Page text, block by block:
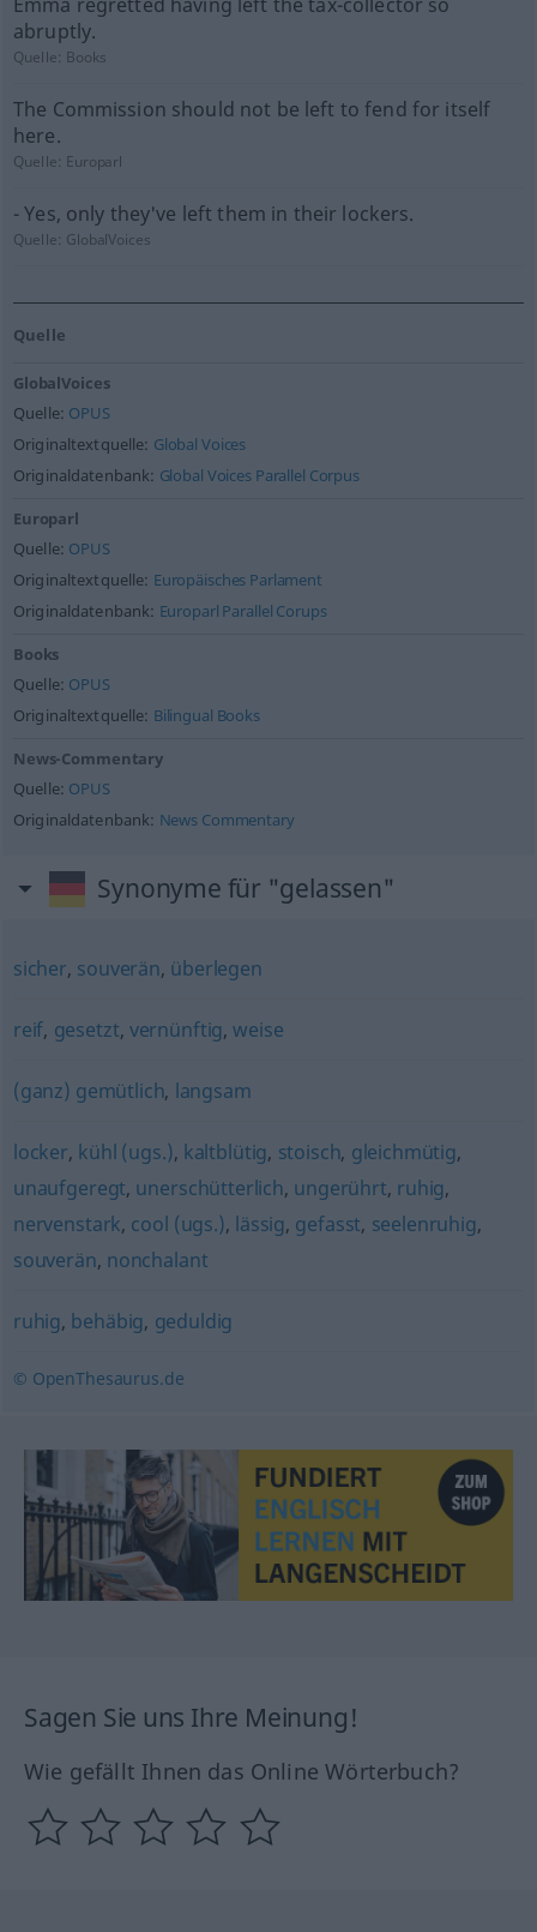
abruptly.
Quelle: Books
The Commission should not be left to fend for itself
here.
Quelle: Europarl
- Yes, only they've left them in their lockers.
Quelle: GlobalVoices
Quelle
GlobalVoices
Quelle: OPUS
Originaltextquelle: Global Voices
Originaldatenbank: Global Voices Parallel Corpus
Europarl
Quelle: OPUS
Originaltextquelle: Europäisches Parlament
Originaldatenbank: Europarl Parallel Corups
Books
Quelle: OPUS
Originaltextquelle: Bilingual Books
News-Commentary
Quelle: OPUS
Originaldatenbank: News Commentary
Synonyme für "gelassen"
sicher, souverän, überlegen
reif, gesetzt, vernünftig,weise
(ganz) gemütlich, langsam
locker, kühl (ugs.), kaltblütig, stoisch, gleichmütig,
unaufgeregt, unerschütterlich, ungerührt, ruhig,
nervenstark, cool (ugs.), lässig, gefasst, seelenruhig,
souverän, nonchalant
ruhig, behäbig, geduldig
© OpenThesaurus.de
Sagen Sie uns Ihre Meinung!
Wie gefällt Ihnen das Online Wörterbuch?